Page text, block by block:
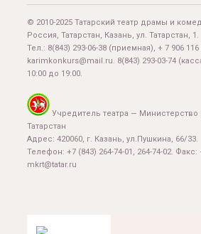
© 2010-2025 Татарский театр драмы и
Россия, Татарстан, Казань, ул. Татарстан, 1.
Тел.: 8(843) 293-06-38 (приемная), + 7 906 116
karimkonkurs@mail.ru. 8(843) 293-03-74
10:00 до 19:00.
Учредитель театра — Министерство
Татарстан
Адрес: 420060, г. Казань, ул.Пушкина, 66/33.
Телефон: +7 (843) 264-74-01, 264-74-02. Факс:
mkrt@tatar.ru